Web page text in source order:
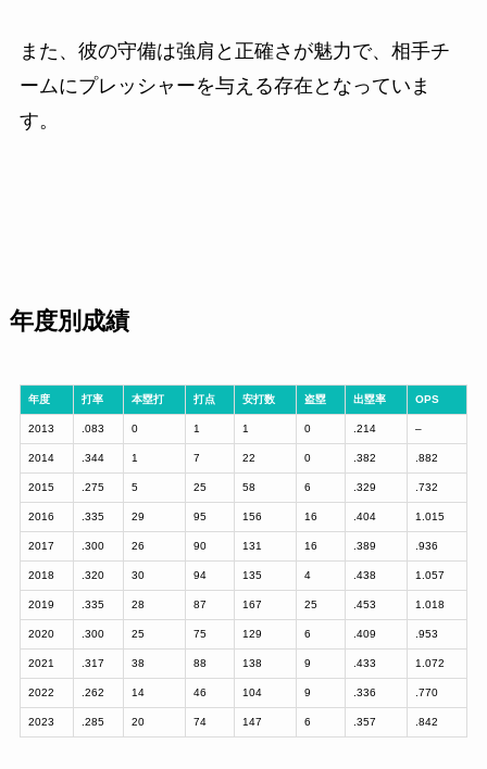
また、彼の守備は強肩と正確さが魅力で、相手チ
ームにプレッシャーを与える存在となっていま
す。
年度別成績
年度 打率 本塁打 打点 安打数 盗塁 出塁率 OPS
2013 .083 0 1 1 0 .214 –
2014 .344 1 7 22 0 .382 .882
2015 .275 5 25 58 6 .329 .732
2016 .335 29 95 156 16 .404 1.015
2017 .300 26 90 131 16 .389 .936
2018 .320 30 94 135 4 .438 1.057
2019 .335 28 87 167 25 .453 1.018
2020 .300 25 75 129 6 .409 .953
2021 .317 38 88 138 9 .433 1.072
2022 .262 14 46 104 9 .336 .770
2023 .285 20 74 147 6 .357 .842